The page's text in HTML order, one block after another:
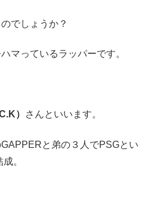
でしょうか？
マっているラッパーです。
） さんといいます。
と弟の３人でPSGとい
。